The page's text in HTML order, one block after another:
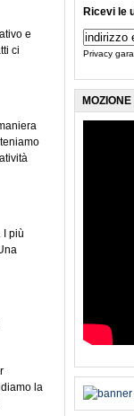
e
ci
I più
la
Ricevi le
Privacy
MOZIONE